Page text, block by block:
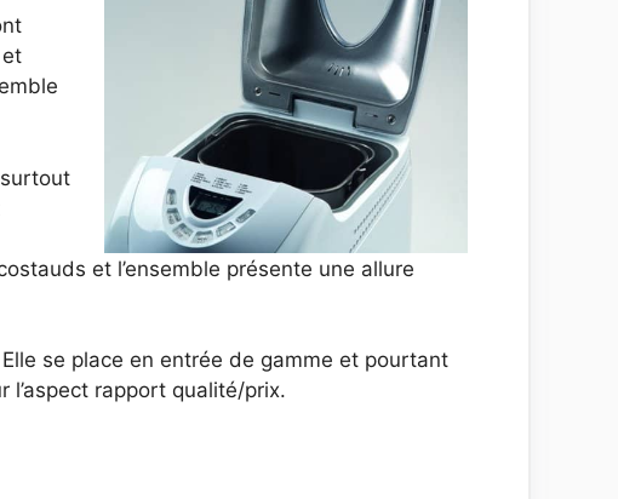
et l’ensemble présente une allure
se place en entrée de gamme et pourtant
l’aspect rapport qualité/prix.